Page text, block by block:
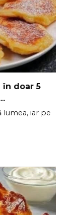
doar 5
iar pe